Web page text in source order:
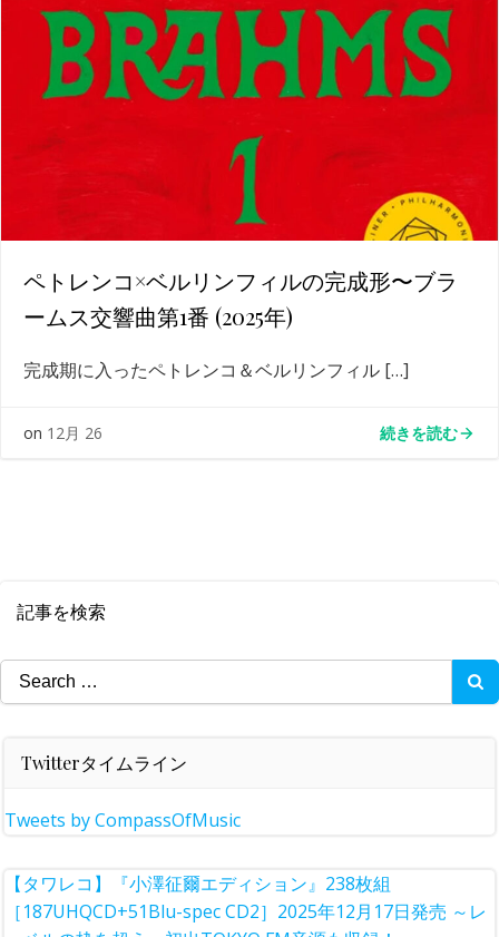
ペトレンコ×ベルリンフィルの完成形〜ブラ
ームス交響曲第1番 (2025年)
完成期に入ったペトレンコ＆ベルリンフィル […]
on 12月 26 続きを読む
記事を検索
Search
for:
Twitterタイムライン
Tweets by CompassOfMusic
【タワレコ】『小澤征爾エディション』238枚組
［187UHQCD+51Blu-spec CD2］2025年12月17日発売 ～レ